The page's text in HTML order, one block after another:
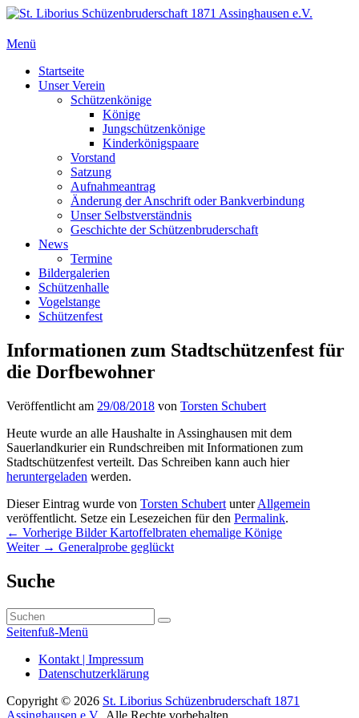
Zum
springen
St. Liborius Schüzenbruderschaft 1871 Assinghausen e.V.
Menü
Primäres
Menü
Startseite
Unser Verein
Schützenkönige
Könige
Jungschützenkönige
Kinderkönigspaare
Vorstand
Satzung
Aufnahmeantrag
Änderung der Anschrift oder Bankverbindung
Unser Selbstverständnis
Geschichte der Schützenbruderschaft
News
Termine
Bildergalerien
Schützenhalle
Vogelstange
Schützenfest
Informationen zum Stadtschützenfest für
die Dorfbewohner
Veröffentlicht am 29/08/2018 von Torsten Schubert
Heute wurde an alle Haushalte in Assinghausen mit dem
Sauerlandkurier ein Rundschreiben mit Informationen zum
Stadtschützenfest verteilt. Das Schreiben kann auch hier
heruntergeladen werden.
Dieser Eintrag wurde von Torsten Schubert unterAllgemein
veröffentlicht. Setze ein Lesezeichen für den Permalink.
Beitragsnavigation
← Vorherige Vorheriger
Beitrag:
Bilder Kartoffelbraten ehemalige Könige
Weiter → Nächster
Generalprobe geglückt
Primärer
Widgetbereich
Suche
Suchen
nach:
Suchen
Seitenfuß-Menü
Seitenfuß-
Menü
Kontakt | Impressum
Datenschutzerklärung
Copyright © 2026 St. Liborius Schüzenbruderschaft 1871
Assinghausen e.V.
. Alle Rechte vorbehalten.